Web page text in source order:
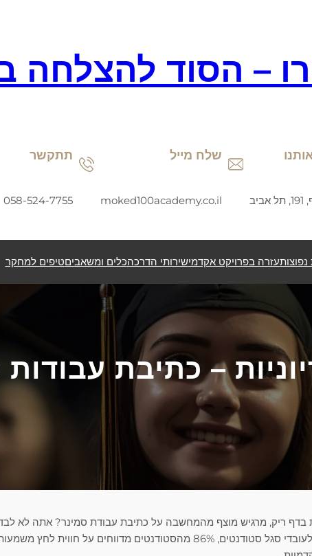
– הסוד להצלחה
שלח מייל
moked100academy.co.il
תתקשר
058-524-7755
עזרה בפרויקט אקדמישירותי הדרכהכלים ומשאביםטיפים למחקר
– כתיבת עבודות
ריק, מרגיש מוצף מהמחשבה על כתיבת עבודת סמינר? אתה לא
האגודה הלאומית לעובדי סגל סטודנטים, 86% מהסטודנטים מדווחים על